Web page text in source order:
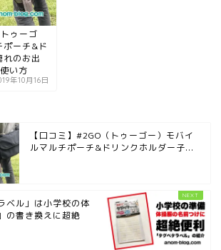
ゥーゴ
ポーチ&ド
れのお出
い方
年10月16日
【口コミ】#2GO（トゥーゴー）モバイ
ルマルチポーチ&ドリンクホルダー子...
ベル」は小学校の体
の書き換えに超絶